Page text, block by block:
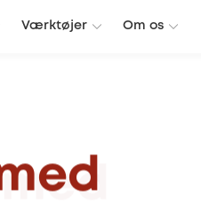
Værktøjer Om os